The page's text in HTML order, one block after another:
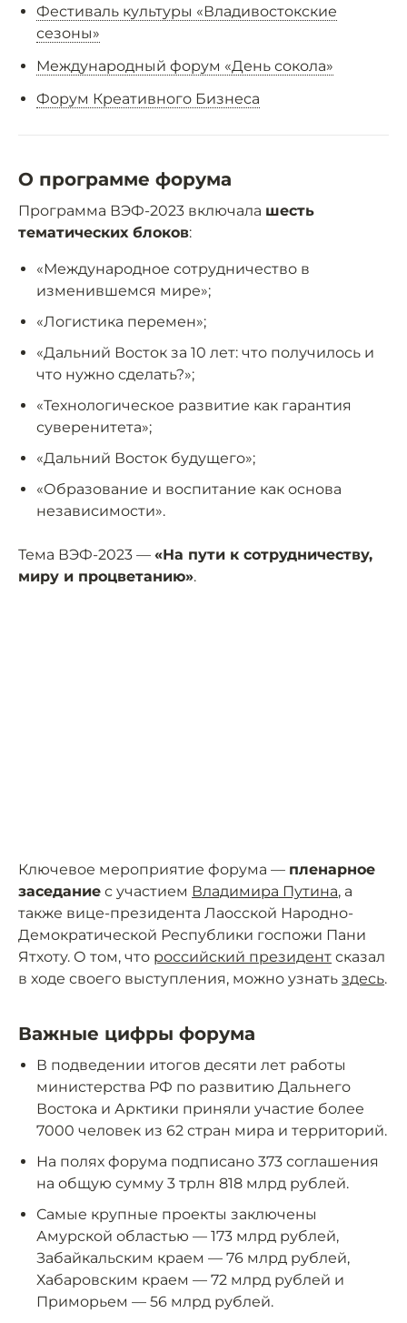
Фестиваль культуры «Владивостокские
сезоны»
Международный форум «День сокола»
Форум Креативного Бизнеса
О программе форума
Программа ВЭФ-2023 включала шесть
тематических блоков:
«Международное сотрудничество в
изменившемся мире»;
«Логистика перемен»;
«Дальний Восток за 10 лет: что получилось и
что нужно сделать?»;
«Технологическое развитие как гарантия
суверенитета»;
«Дальний Восток будущего»;
«Образование и воспитание как основа
независимости».
Тема ВЭФ-2023 — «На пути к сотрудничеству,
миру и процветанию».
Ключевое мероприятие форума — пленарное
заседание с участием Владимира Путина, а
также вице-президента Лаосской Народно-
Демократической Республики госпожи Пани
Ятхоту. О том, что российский президент сказал
в ходе своего выступления, можно узнать здесь.
Важные цифры форума
В подведении итогов десяти лет работы
министерства РФ по развитию Дальнего
Востока и Арктики приняли участие более
7000 человек из 62 стран мира и территорий.
На полях форума подписано 373 соглашения
на общую сумму 3 трлн 818 млрд рублей.
Самые крупные проекты заключены
Амурской областью — 173 млрд рублей,
Забайкальским краем — 76 млрд рублей,
Хабаровским краем — 72 млрд рублей и
Приморьем — 56 млрд рублей.